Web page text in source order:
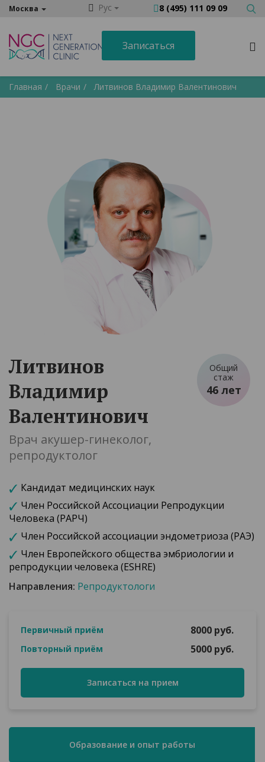
Москва Рус 8 (495) 111 09 09
Записаться
Главная Врачи Литвинов Владимир Валентинович
Литвинов
Владимир
Валентинович
Врач акушер-гинеколог,
репродуктолог
Кандидат медицинских наук
Член Российской Ассоциации Репродукции
Человека (РАРЧ)
Член Российской ассоциации эндометриоза (РАЭ)
Член Европейского общества эмбриологии и
репродукции человека (ESHRE)
Общий
стаж
46 лет
Направления: Репродуктологи
Первичный приём 8000 руб.
Повторный приём 5000 руб.
Записаться на прием
Образование и опыт работы